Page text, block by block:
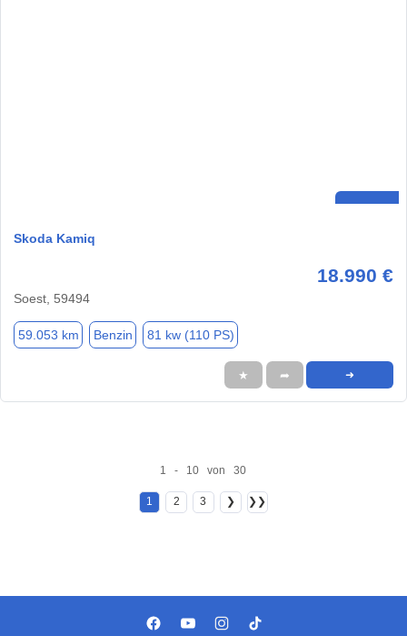
Skoda Kamiq
18.990 €
Soest, 59494
59.053 km Benzin 81 kw (110 PS)
★ ➦ ➜
1 - 10 von 30
1 2 3 ❯ ❯❯